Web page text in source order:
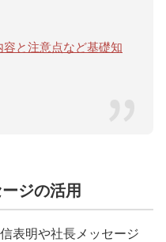
と注意点など基礎知
ジの活用
表明や社長メッセージ